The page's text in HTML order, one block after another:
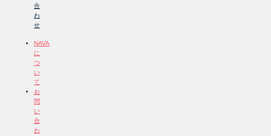
合
わ
せ
NAVA
に
つ
い
て
お
問
い
合
わ